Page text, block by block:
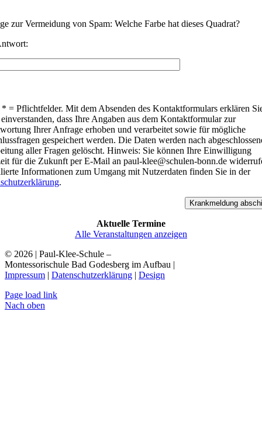
zur Vermeidung von Spam: Welche Farbe hat dieses Quadrat?
* = Pflichtfelder. Mit dem Absenden des Kontaktformulars erklären
dass Ihre Angaben aus dem Kontaktformular zur
Ihrer Anfrage erhoben und verarbeitet sowie für mögliche
gespeichert werden. Die Daten werden nach
aller Fragen gelöscht. Hinweis: Sie können Ihre Einwilligung
für die Zukunft per E-Mail an paul-klee@schulen-bonn.de
Informationen zum Umgang mit Nutzerdaten finden Sie in der
.
Aktuelle Termine
Alle Veranstaltungen anzeigen
© 2026 | Paul-Klee-Schule –
Montessorischule Bad Godesberg im Aufbau |
Impressum | Datenschutzerklärung | Design
Page load link
Nach oben